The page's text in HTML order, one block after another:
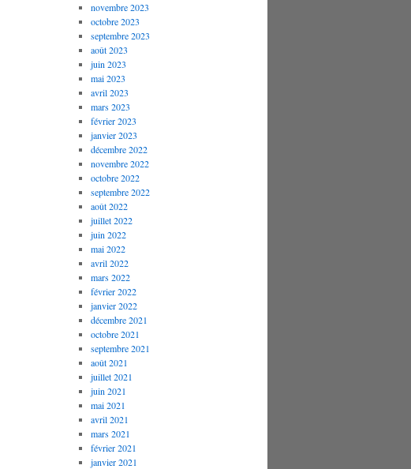
novembre 2023
octobre 2023
septembre 2023
août 2023
juin 2023
mai 2023
avril 2023
mars 2023
février 2023
janvier 2023
décembre 2022
novembre 2022
octobre 2022
septembre 2022
août 2022
juillet 2022
juin 2022
mai 2022
avril 2022
mars 2022
février 2022
janvier 2022
décembre 2021
octobre 2021
septembre 2021
août 2021
juillet 2021
juin 2021
mai 2021
avril 2021
mars 2021
février 2021
janvier 2021